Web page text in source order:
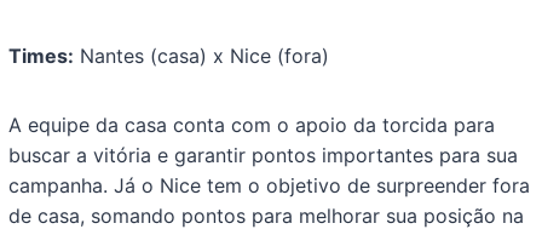
Times: Nantes (casa) x Nice (fora)
A equipe da casa conta com o apoio da torcida para
buscar a vitória e garantir pontos importantes para sua
campanha. Já o Nice tem o objetivo de surpreender fora
de casa, somando pontos para melhorar sua posição na